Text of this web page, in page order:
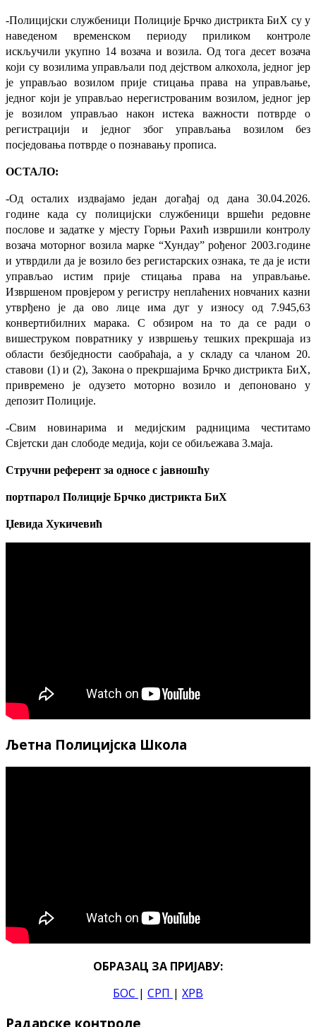
-Полицијски службеници Полиције Брчко дистрикта БиХ су у
наведеном временском периоду приликом контроле
искључили укупно 14 возача и возила. Од тога десет возача
који су возилима управљали под дејством алкохола, једног јер
је управљао возилом прије стицања права на управљање,
једног који је управљао нерегистрованим возилом, једног јер
је возилом управљао након истека важности потврде о
регистрацији и једног због управљања возилом без
посједовања потврде о познавању прописа.
ОСТАЛО:
-Од осталих издвајамо један догађај од дана 30.04.2026.
године када су полицијски службеници вршећи редовне
послове и задатке у мјесту Горњи Рахић извршили контролу
возача моторног возила марке “Хундаy” рођеног 2003.године
и утврдили да је возило без регистарских ознака, те да је исти
управљао истим прије стицања права на управљање.
Извршеном провјером у регистру неплаћених новчаних казни
утврђено је да ово лице има дуг у износу од 7.945,63
конвертибилних марака. С обзиром на то да се ради о
вишеструком повратнику у извршењу тешких прекршаја из
области безбједности саобраћаја,а у складу са чланом 20.
ставови (1) и (2), Закона о прекршајима Брчко дистрикта БиХ,
привремено је одузето моторно возило и депоновано у
депозит Полиције.
-Свим новинарима и медијским радницима честитамо
Свјетски дан слободе медија, који се обиљежава 3.маја.
Стручни референт за односе с јавношћу
портпарол Полиције Брчко дистрикта БиХ
Џевида Хукичевић
Љетна Полицијска Школа
ОБРАЗАЦ ЗА ПРИЈАВУ:
БОС | СРП | ХРВ
Радарске контроле